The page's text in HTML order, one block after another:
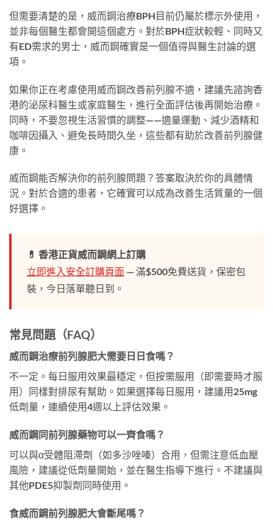
但需要清楚的是，威而鋼治療BPH目前仍屬於標示外使用，
並非每個醫生都會開這個處方。對於BPH症狀較輕、同時又
有ED需求的男士，威而鋼確實是一個值得與醫生討論的選
項。
如果你正在考慮使用威而鋼改善前列腺不適，建議先諮詢香
港的泌尿科醫生或家庭醫生，進行全面評估後再開始治療。
同時，不要忽視生活習慣的調整——適量運動、減少酒精和
咖啡因攝入、避免長時間久坐，這些都有助於改善前列腺健
康。
威而鋼能否解決你的前列腺問題？答案取決於你的具體情
況。對於合適的患者，它確實可以成為改善生活質量的一個
好選擇。
💊 香港正貨威而鋼網上訂購
立即進入安全訂購頁面 — 滿$500免費送貨，保密包
裝，今日落單聽日到。
常見問題（FAQ）
威而鋼治療前列腺肥大需要日日食嗎？
不一定。每日服用效果最穩定，但按需服用（即需要時才服
用）同樣對排尿有幫助。如果選擇每日服用，建議用25mg
低劑量，連續使用4週以上評估效果。
威而鋼同前列腺藥物可以一齊食嗎？
可以與α受體阻滯劑（如多沙唑嗪）合用，但需注意低血壓
風險，建議從低劑量開始，並在醫生指導下進行。不建議與
其他PDE5抑製劑同時使用。
食威而鋼前列腺肥大會斷尾嗎？